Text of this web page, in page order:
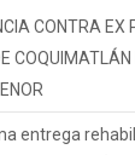
CONTRA EX
entrega